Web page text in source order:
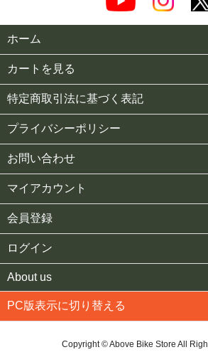
ホーム
カートを見る
特定商取引法に基づく表記
プライバシーポリシー
お問い合わせ
マイアカウント
会員登録
ログイン
About us
PC版表示に切り替える
Copyright © Above Bike Store All